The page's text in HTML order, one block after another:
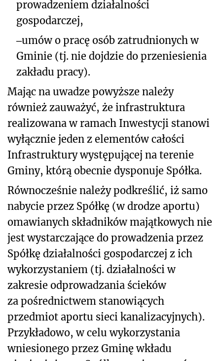
prowadzeniem działalności
gospodarczej,
‒umów o pracę osób zatrudnionych w
Gminie (tj. nie dojdzie do przeniesienia
zakładu pracy).
Mając na uwadze powyższe należy
również zauważyć, że infrastruktura
realizowana w ramach Inwestycji stanowi
wyłącznie jeden z elementów całości
Infrastruktury występującej na terenie
Gminy, którą obecnie dysponuje Spółka.
Równocześnie należy podkreślić, iż samo
nabycie przez Spółkę (w drodze aportu)
omawianych składników majątkowych nie
jest wystarczające do prowadzenia przez
Spółkę działalności gospodarczej z ich
wykorzystaniem (tj. działalności w
zakresie odprowadzania ścieków
za pośrednictwem stanowiących
przedmiot aportu sieci kanalizacyjnych).
Przykładowo, w celu wykorzystania
wniesionego przez Gminę wkładu